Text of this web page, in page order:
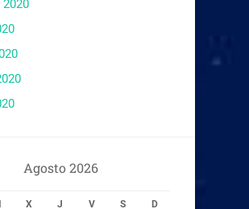
Agosto 2026
X J V S D